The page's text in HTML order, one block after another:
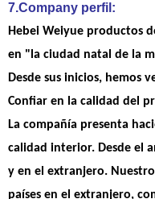
7.Company perfil:
Hebei Weiyue productos
en "la ciudad natal de la
Desde sus inicios,
Confiar en la calidad del
La compañía presenta
calidad interior. Desde el
y en el extranjero.
países en el extranjero,